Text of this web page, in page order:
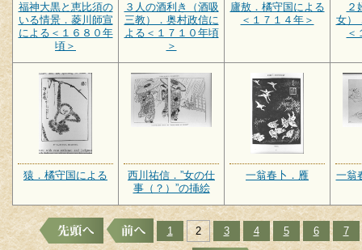
福神大黒と恵比須の
いる情景．菱川師宣
による＜１６８０年
頃＞
３人の酒利き（酒吸
三教）．奥村政信に
よる＜１７１０年頃
＞
廬敖．橘守国による
＜１７１４年＞
２
女）
＜
猿．橘守国による
西川祐信．”女の仕
事（？）”の挿絵
一翁春卜．雁 一翁
1 2 3 4 5 6 7